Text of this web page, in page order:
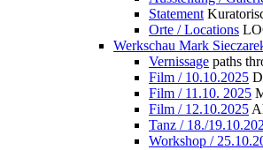
Statement
Orte / Locations
Werkschau Mark
Vernissage paths
Film / 10.10.2025
Film / 11.10. 2025
Film / 12.10.2025
Tanz / 18./
Workshop /